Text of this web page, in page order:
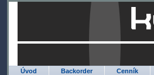
Úvod Backorder Cenník